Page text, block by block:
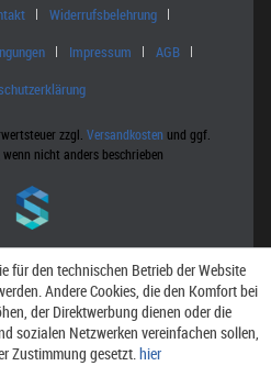
Widerrufsbelehrung
Impressum
AGB
zzgl. Versandkosten und ggf.
nicht anders beschrieben
für den technischen Betrieb der Website
Andere Cookies, die den Komfort bei
der Direktwerbung dienen oder die
sozialen Netzwerken vereinfachen sollen,
Zustimmung gesetzt.hier